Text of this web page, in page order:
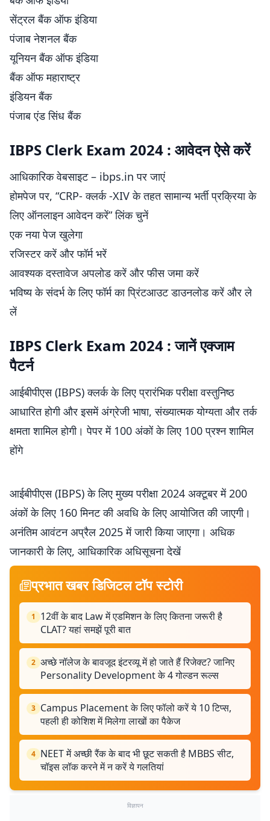
सेंट्रल बैंक ऑफ इंडिया
पंजाब नेशनल बैंक
यूनियन बैंक ऑफ इंडिया
बैंक ऑफ महाराष्ट्र
इंडियन बैंक
पंजाब एंड सिंध बैंक
IBPS Clerk Exam 2024 : आवेदन ऐसे करें
आधिकारिक वेबसाइट – ibps.in पर जाएं
होमपेज पर, “CRP- क्लर्क -XIV के तहत सामान्य भर्ती प्रक्रिया के
लिए ऑनलाइन आवेदन करें” लिंक चुनें
एक नया पेज खुलेगा
रजिस्टर करें और फॉर्म भरें
आवश्यक दस्तावेज अपलोड करें और फीस जमा करें
भविष्य के संदर्भ के लिए फॉर्म का प्रिंटआउट डाउनलोड करें और ले
लें
IBPS Clerk Exam 2024 : जानें एक्जाम
पैटर्न
आईबीपीएस (IBPS) क्लर्क के लिए प्रारंभिक परीक्षा वस्तुनिष्ठ
आधारित होगी और इसमें अंग्रेजी भाषा, संख्यात्मक योग्यता और तर्क
क्षमता शामिल होगी। पेपर में 100 अंकों के लिए 100 प्रश्न शामिल
होंगे
आईबीपीएस (IBPS) के लिए मुख्य परीक्षा 2024 अक्टूबर में 200
अंकों के लिए 160 मिनट की अवधि के लिए आयोजित की जाएगी।
अनंतिम आवंटन अप्रैल 2025 में जारी किया जाएगा। अधिक
जानकारी के लिए, आधिकारिक अधिसूचना देखें
प्रभात खबर डिजिटल टॉप स्टोरी
1
12वीं के बाद Law में एडमिशन के लिए कितना जरूरी है
CLAT? यहां समझें पूरी बात
2 अच्छे नॉलेज के बावजूद इंटरव्यू में हो जाते हैं रिजेक्ट? जानिए
Personality Development के 4 गोल्डन रूल्स
3 Campus Placement के लिए फॉलो करें ये 10 टिप्स,
पहली ही कोशिश में मिलेगा लाखों का पैकेज
4 NEET में अच्छी रैंक के बाद भी छूट सकती है MBBS सीट,
चॉइस लॉक करने में न करें ये गलतियां
विज्ञापन